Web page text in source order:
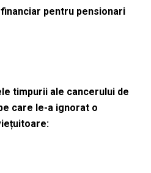
pentru pensionari
timpurii ale cancerului de
care le-a ignorat o